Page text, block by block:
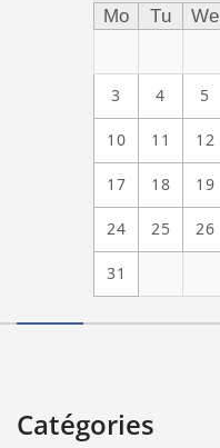
Mo Tu We
3 4 5
10 11 12
17 18 19
24 25 26
31
Catégories